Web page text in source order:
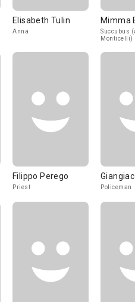
Elisabeth Tulin
Anna
Mimma
Succubus
Monticelli)
Filippo Perego
Priest Policeman